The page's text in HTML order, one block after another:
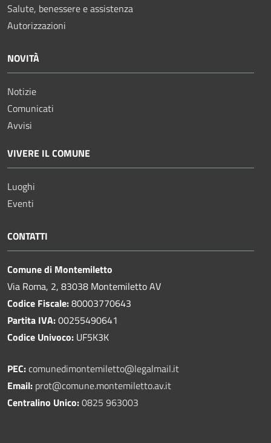
Salute, benessere e assistenza
Autorizzazioni
NOVITÀ
Notizie
Comunicati
Avvisi
VIVERE IL COMUNE
Luoghi
Eventi
CONTATTI
Comune di Montemiletto
Via Roma, 2, 83038 Montemiletto AV
Codice Fiscale:80003770643
Partita IVA:00255490641
Codice Univoco: UF5K3K
PEC:comunedimontemiletto@legalmail.it
Email: prot@comune.montemiletto.av.it
Centralino Unico:0825 963003